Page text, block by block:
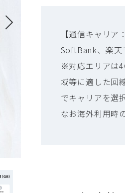
【通信キャリア
SoftBank、楽天
※対応エリアは
域等に適した回
でキャリアを選
なお海外利用時
【有効期限：